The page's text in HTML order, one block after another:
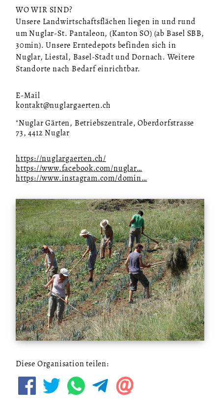
WO WIR SIND?
Unsere Landwirtschaftsflächen liegen in und rund
um Nuglar-St. Pantaleon, (Kanton SO) (ab Basel SBB,
30min). Unsere Erntedepots befinden sich in
Nuglar, Liestal, Basel-Stadt und Dornach. Weitere
Standorte nach Bedarf einrichtbar.
E-Mail
kontakt@nuglargaerten.ch
"Nuglar Gärten, Betriebszentrale, Oberdorfstrasse
73, 4412 Nuglar
https://nuglargaerten.ch/
https://www.facebook.com/nuglar…
https://www.instagram.com/domin…
Diese Organisation teilen: